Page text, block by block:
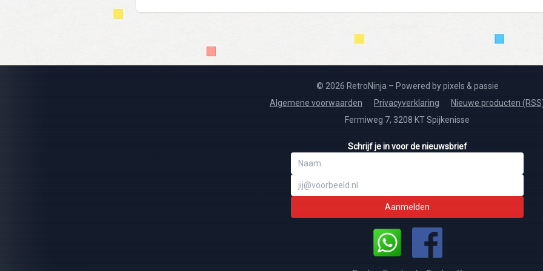
© 2026 RetroNinja – Powered by pixels & passie
Algemene voorwaarden
Privacyverklaring
Nieuwe producten
Fermiweg 7, 3208 KT Spijkenisse
Schrijf je in voor de nieuwsbrief
Aanmelden